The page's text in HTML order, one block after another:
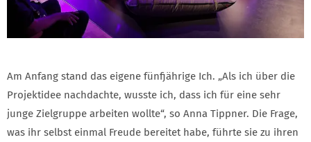
Am Anfang stand das eigene fünfjährige Ich. „Als ich über die
Projektidee nachdachte, wusste ich, dass ich für eine sehr
junge Zielgruppe arbeiten wollte“, so Anna Tippner. Die Frage,
was ihr selbst einmal Freude bereitet habe, führte sie zu ihren